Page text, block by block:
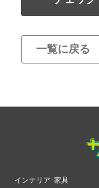
一覧に戻る
インテリア･家具